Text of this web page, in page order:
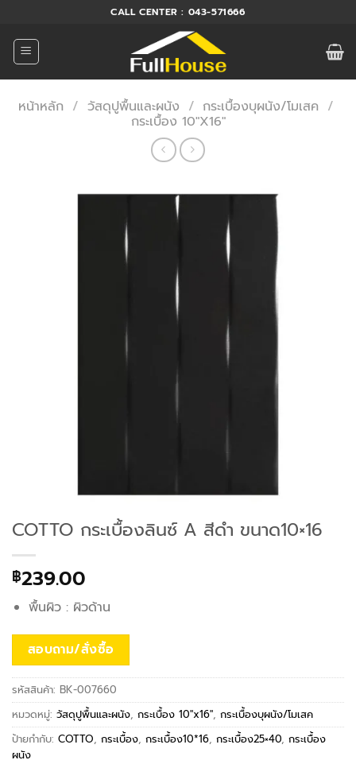
ยัง
เนื้อหา
CALL CENTER : 043-571666
หน้าหลัก / วัสดุปูพื้นและผนัง / กระเบื้องบุผนัง/โมเสค /
กระเบื้อง 10"X16"
COTTO กระเบื้องลินซ์ A สีดำ ขนาด10×16
฿239.00
พื้นผิว : ผิวด้าน
สอบถาม/สั่งซื้อ
รหัสสินค้า: BK-007660
หมวดหมู่: วัสดุปูพื้นและผนัง, กระเบื้อง 10"x16", กระเบื้องบุผนัง/โมเสค
ป้ายกำกับ: COTTO, กระเบื้อง, กระเบื้อง10*16, กระเบื้อง25×40, กระเบื้อง
ผนัง